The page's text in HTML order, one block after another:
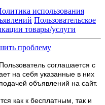
использования
Пользовательское
товары/услуги
проблему
соглашается с
на себя указанные в них
объявлений на сайт.
как к бесплатным, так и